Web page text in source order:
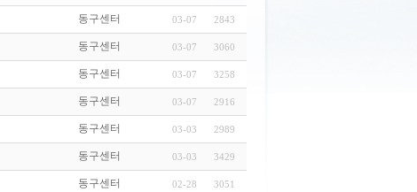
동구센터 03-07 2843
동구센터 03-07 3060
동구센터 03-07 3258
동구센터 03-07 2916
동구센터 03-03 2989
동구센터 03-03 3429
동구센터 02-28 3051